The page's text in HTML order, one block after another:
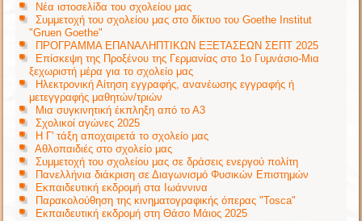
Νέα ιστοσελίδα του σχολείου μας
Συμμετοχή του σχολείου μας στο δίκτυο του Goethe Institut
"Gruen Goethe"
ΠΡΟΓΡΑΜΜΑ ΕΠΑΝΑΛΗΠΤΙΚΩΝ ΕΞΕΤΑΣΕΩΝ ΣΕΠΤ 2025
Επίσκεψη της Προξένου της Γερμανίας στο 1ο Γυμνάσιο-Μια
ξεχωριστή μέρα για το σχολείο μας
Ηλεκτρονική Αίτηση εγγραφής, ανανέωσης εγγραφής ή
μετεγγραφής μαθητών/τριών
Μια συγκινητική έκπληξη από το Α3
Σχολικοί αγώνες 2025
Η Γ' τάξη αποχαιρετά το σχολείο μας
Αθλοπαιδιές στο σχολείο μας
Συμμετοχή του σχολείου μας σε δράσεις ενεργού πολίτη
Πανελλήνια διάκριση σε Διαγωνισμό Φυσικών Επιστημών
Εκπαιδευτική εκδρομή στα Ιωάννινα
Παρακολούθηση της κινηματογραφικής όπερας "Tosca"
Εκπαιδευτική εκδρομή στη Θάσο Μάιος 2025